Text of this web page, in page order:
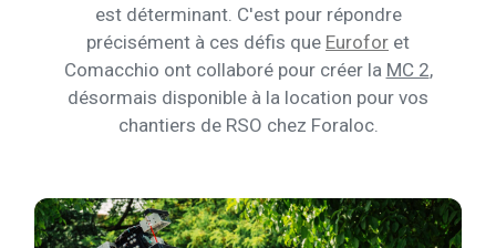
est déterminant. C'est pour répondre
précisément à ces défis que Eurofor et
Comacchio ont collaboré pour créer la MC 2,
désormais disponible à la location pour vos
chantiers de RSO chez Foraloc.